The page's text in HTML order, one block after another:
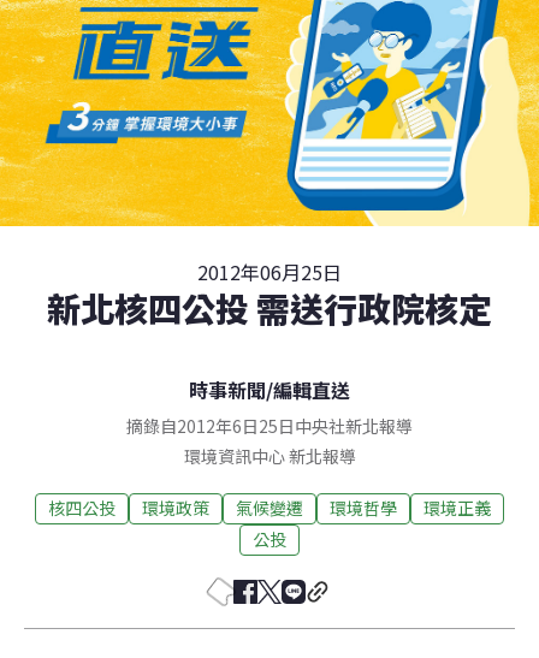
2012年06月25日
新北核四公投 需送行政院核定
時事新聞/編輯直送
摘錄自2012年6日25日中央社新北報導
環境資訊中心新北報導
核四公投 環境政策 氣候變遷 環境哲學
環境正義
公投